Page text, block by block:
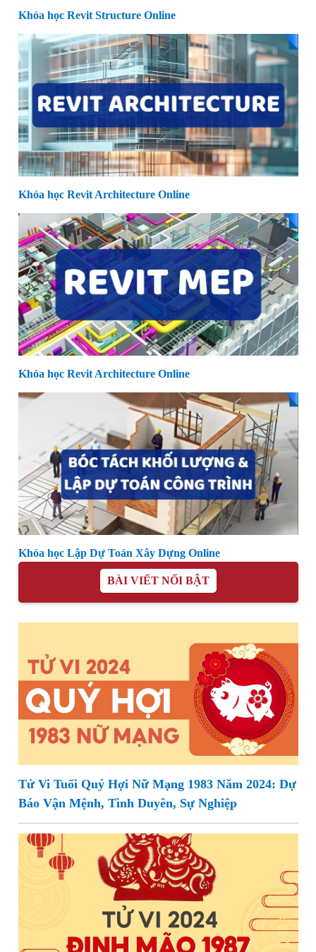
Khóa học Revit Structure Online
Khóa học Revit Architecture Online
Khóa học Revit Architecture Online
Khóa học Lập Dự Toán Xây Dựng Online
BÀI VIẾT NỔI BẬT
Tử Vi Tuổi Quý Hợi Nữ Mạng 1983 Năm 2024: Dự
Báo Vận Mệnh, Tình Duyên, Sự Nghiệp